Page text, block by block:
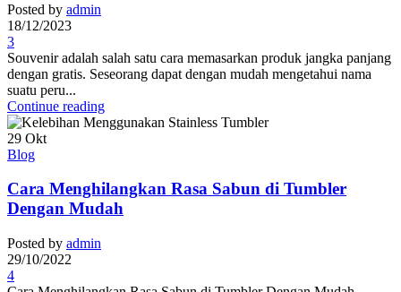
Posted by admin
18/12/2023
3
Souvenir adalah salah satu cara memasarkan produk jangka panjang
dengan gratis. Seseorang dapat dengan mudah mengetahui nama
suatu peru...
Continue reading
29 Okt
Blog
Cara Menghilangkan Rasa Sabun di Tumbler
Dengan Mudah
Posted by admin
29/10/2022
4